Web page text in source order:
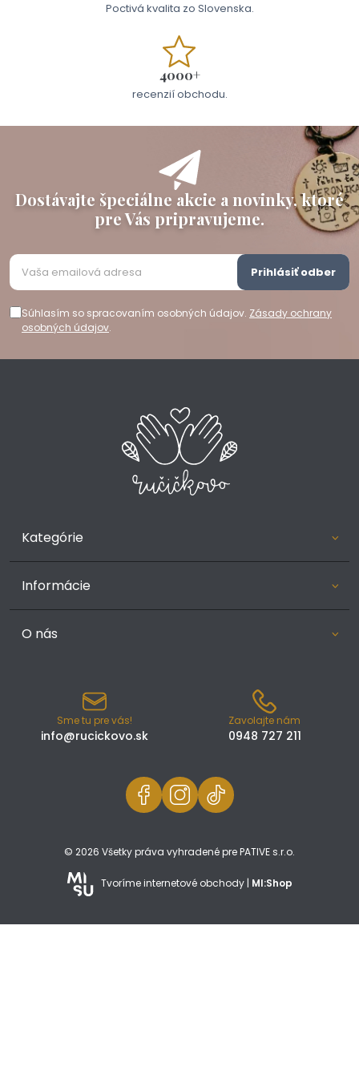
Poctivá kvalita zo Slovenska.
4000+
recenzií obchodu.
Dostávajte špeciálne akcie a novinky, ktoré
pre Vás pripravujeme.
Súhlasím so spracovaním osobných údajov. Zásady ochrany
osobných údajov.
Prihlásiť odber
Kategórie
Informácie
O nás
Sme tu pre vás!
info@rucickovo.sk
Zavolajte nám
0948 727 211
© 2026 Všetky práva vyhradené pre PATIVE s.r.o.
Tvoríme internetové obchody | MI:Shop